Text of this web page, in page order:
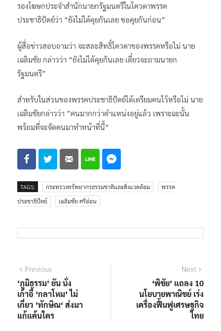
รองโฆษกประจำสำนักนายกรัฐมนตรีในโควตาพรรค
ประชาธิปัตย์ว่า “ยังไม่ได้คุยกันเลย ขอคุยกันก่อน”
ผู้สื่อข่าวสอบถามว่า จะสละสิทธิ์โควตาของพรรคหรือไม่ นาย
เฉลิมชัย กล่าวว่า “ยังไม่ได้คุยกันเลย เดี๋ยวจะถามนายก
รัฐมนตรี”
สำหรับในส่วนของพรรคประชาธิปัตย์ได้เตรียมคนไว้หรือไม่ นาย
เฉลิมชัยกล่าวว่า ”คนมากกว่าตำแหน่งอยู่แล้ว เพราะฉะนั้น
พร้อมที่จะจัดคนมาทำหน้าที่นี้“
TAGS: ​กระทรวง​ทรัพยากรธรรมชาติและสิ่งแวดล้อม
พรรค
ประชาธิปัตย์
เฉลิมชัย ศรีอ่อน
แนะแนว
เรื่อง
PreviousPrevious
post:
‘ภูมิธรรม’ ยัน นั่ง
เก้าอี้ ‘กลาโหม’ ไม่
เกี่ยว ’ทักษิณ‘ ส่งมา
แก้แค้นใคร
Next
post:
‘พิชัย’ แถลง 10
นโยบายพาณิชย์ เร่ง
เครื่องฟื้นฟูเศรษฐกิจ
ไทย